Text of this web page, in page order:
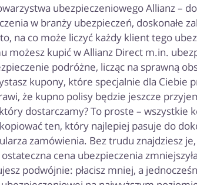
ubezpieczeniowego Allianz –
w branży ubezpieczeń, doskonałe
na co może liczyć każdy klient tego
możesz kupić w Allianz Direct m.in.
podróżne, licząc na sprawną
kupony, które specjalnie dla Ciebie
że kupno polisy będzie jeszcze
dostarczamy? To proste – wszystkie
ten, który najlepiej pasuje do
zamówienia. Bez trudu znajdziesz
cena ubezpieczenia
podwójnie: płacisz mniej, a